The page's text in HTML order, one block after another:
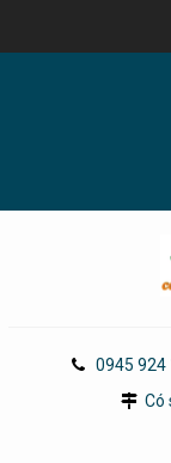
0945 924
Có